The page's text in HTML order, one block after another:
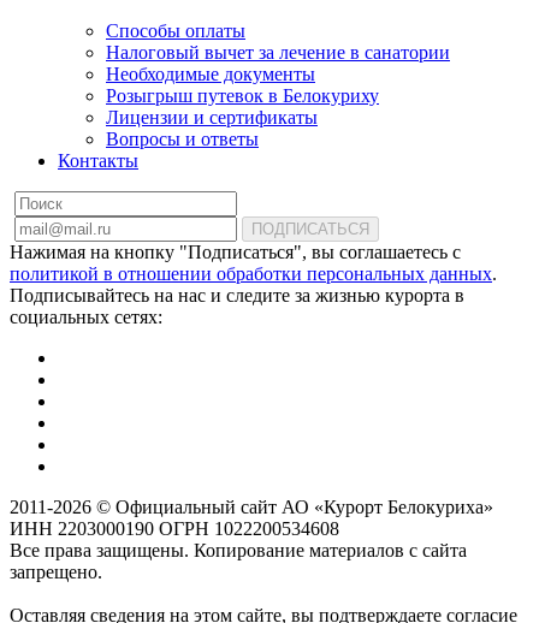
Способы оплаты
Налоговый вычет за лечение в санатории
Необходимые документы
Розыгрыш путевок в Белокуриху
Лицензии и сертификаты
Вопросы и ответы
Контакты
ПОДПИСАТЬСЯ
Нажимая на кнопку "Подписаться", вы соглашаетесь с
политикой в отношении обработки персональных данных.
Подписывайтесь на нас и следите за жизнью курорта в
социальных сетях:
2011-2026 © Официальный сайт АО «Курорт Белокуриха»
ИНН 2203000190 ОГРН 1022200534608
Все права защищены. Копирование материалов с сайта
запрещено.
Оставляя сведения на этом сайте, вы подтверждаете согласие